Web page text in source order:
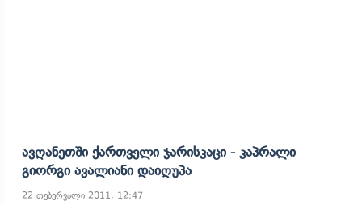
Ავღანეთში Ქართველი Ჯარისკაცი - Კაპრალი
Გიორგი Ავალიანი Დაიღუპა
22 თებერვალი 2011, 12:47